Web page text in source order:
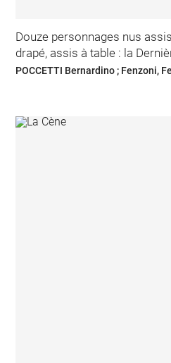
Douze personnages nus
drapé, assis à table : la
POCCETTI